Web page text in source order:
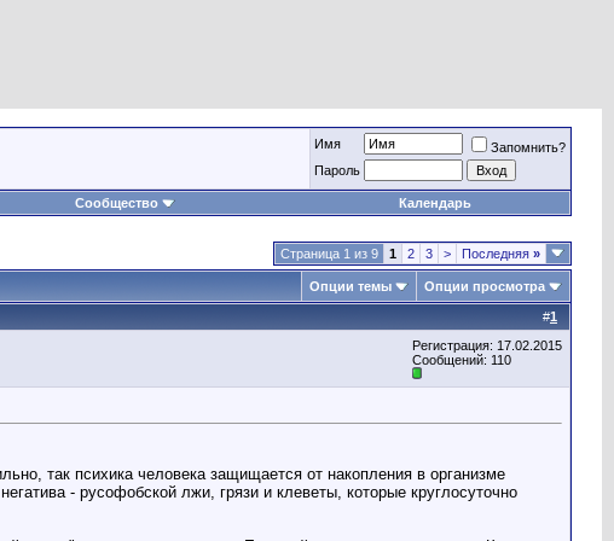
Имя
Запомнить?
Пароль
Сообщество Календарь
Страница 1 из 9 1 2 3 > Последняя »
Опции темы Опции просмотра
#1
Регистрация: 17.02.2015
Сообщений: 110
так психика человека защищается от накопления в организме
- русофобской лжи, грязи и клеветы, которые круглосуточно